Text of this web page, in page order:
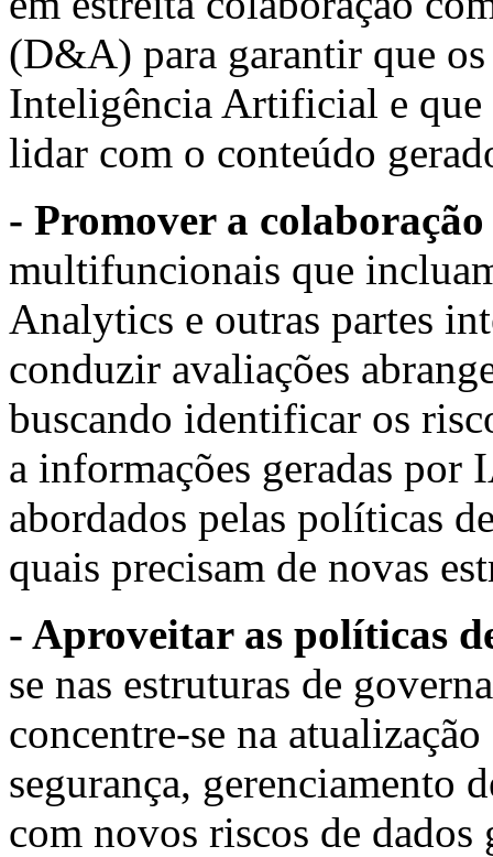
(D&A) para garantir que
Inteligência Artificial e
lidar com o conteúdo
- Promover a
multifuncionais que
Analytics e outras partes
conduzir avaliações
buscando identificar os
a informações geradas por
abordados pelas políticas
quais precisam de novas
- Aproveitar as políticas
se nas estruturas de
concentre-se na
segurança, gerenciamento
com novos riscos de